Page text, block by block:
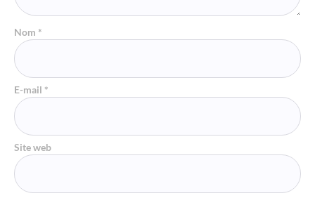
Nom *
E-mail *
Site web